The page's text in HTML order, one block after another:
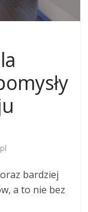
bardziej
a to nie bez